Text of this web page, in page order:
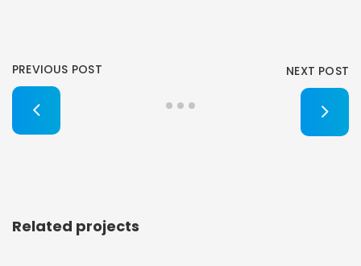
PREVIOUS POST NEXT POST
Related projects